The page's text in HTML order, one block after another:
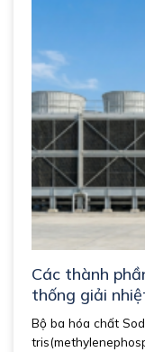
Các thành
thống giải
hiệu quả.
Bộ ba hóa chất